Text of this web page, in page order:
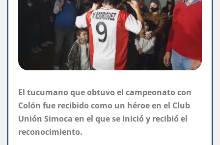
El tucumano que obtuvo el campeonato con
Colón fue recibido como un héroe en el Club
Unión Simoca en el que se inició y recibió el
reconocimiento.